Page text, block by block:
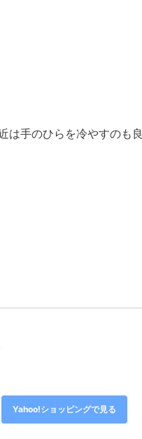
は手のひらを冷やすのも良
Yahoo!ショッピングで見る